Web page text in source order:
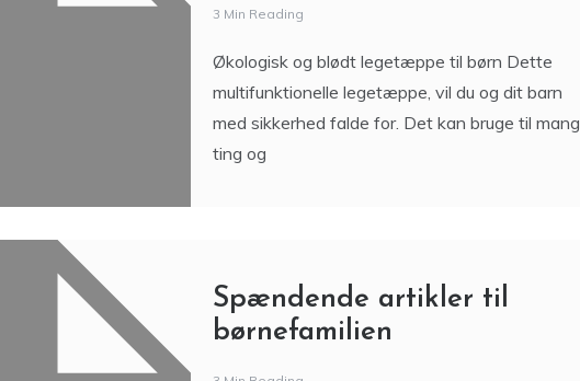
Økologisk og blødt
legetæppe til børn
multifunktionelle legetæppe, vil du og dit barn
med sikkerhed falde for. Det kan bruge til mange